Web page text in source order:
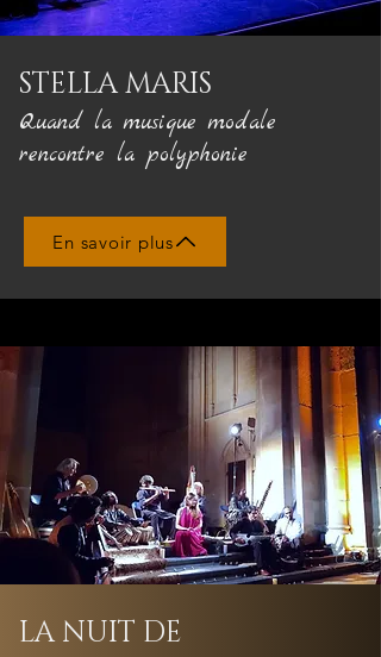
STELLA MARIS
Quand la musique modale
rencontre la polyphonie
En savoir plus
LA NUIT DE